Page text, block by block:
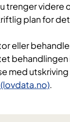
trenger
plan for
eller
med utskriving
.